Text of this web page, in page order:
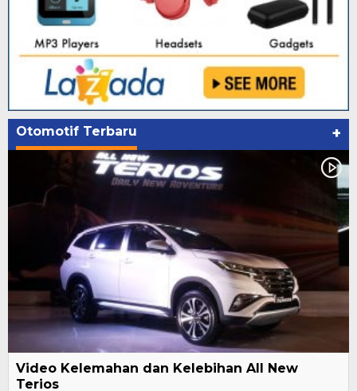
Otomotif Terbaru +
Video Kelemahan dan Kelebihan All New
Terios